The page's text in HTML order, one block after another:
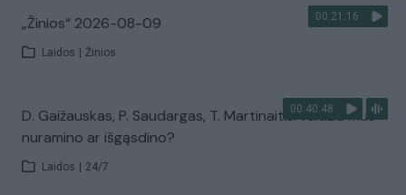
00:21:16
„Žinios“ 2026-08-09
Laidos Žinios
00:40:48
D. Gaižauskas, P. Saudargas, T. Martinaitis: valdžia mus
nuramino ar išgąsdino?
Laidos 24/7